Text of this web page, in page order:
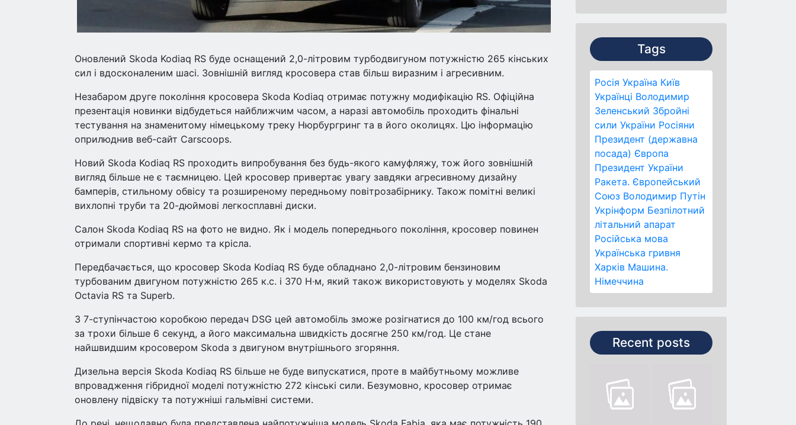
Tags
Росія Україна Київ
Українці Володимир
Зеленський Збройні
сили України Росіяни
Президент (державна
посада) Європа
Президент України
Ракета. Європейський
Союз Володимир Путін
Укрінформ Безпілотний
літальний апарат
Російська мова
Українська гривня
Харків Машина.
Німеччина
Recent posts
Оновлений Skoda Kodiaq RS буде оснащений 2,0-літровим турбодвигуном потужністю 265 кінських
сил і вдосконаленим шасі. Зовнішній вигляд кросовера став більш виразним і агресивним.
Незабаром друге покоління кросовера Skoda Kodiaq отримає потужну модифікацію RS. Офіційна
презентація новинки відбудеться найближчим часом, а наразі автомобіль проходить фінальні
тестування на знаменитому німецькому треку Нюрбургринг та в його околицях. Цю інформацію
оприлюднив веб-сайт Carscoops.
Новий Skoda Kodiaq RS проходить випробування без будь-якого камуфляжу, тож його зовнішній
вигляд більше не є таємницею. Цей кросовер привертає увагу завдяки агресивному дизайну
бамперів, стильному обвісу та розширеному передньому повітрозабірнику. Також помітні великі
вихлопні труби та 20-дюймові легкосплавні диски.
Салон Skoda Kodiaq RS на фото не видно. Як і модель попереднього покоління, кросовер повинен
отримали спортивні кермо та крісла.
Передбачається, що кросовер Skoda Kodiaq RS буде обладнано 2,0-літровим бензиновим
турбованим двигуном потужністю 265 к.с. і 370 Н∙м, який також використовують у моделях Skoda
Octavia RS та Superb.
З 7-ступінчастою коробкою передач DSG цей автомобіль зможе розігнатися до 100 км/год всього
за трохи більше 6 секунд, а його максимальна швидкість досягне 250 км/год. Це стане
найшвидшим кросовером Skoda з двигуном внутрішнього згоряння.
Дизельна версія Skoda Kodiaq RS більше не буде випускатися, проте в майбутньому можливе
впровадження гібридної моделі потужністю 272 кінські сили. Безумовно, кросовер отримає
оновлену підвіску та потужніші гальмівні системи.